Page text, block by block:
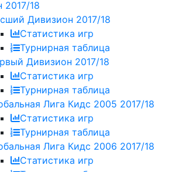
2017/18
Дивизион 2017/18
Статистика игр
Турнирная таблица
Дивизион 2017/18
Статистика игр
Турнирная таблица
Лига Кидс 2005 2017/18
Статистика игр
Турнирная таблица
Лига Кидс 2006 2017/18
Статистика игр